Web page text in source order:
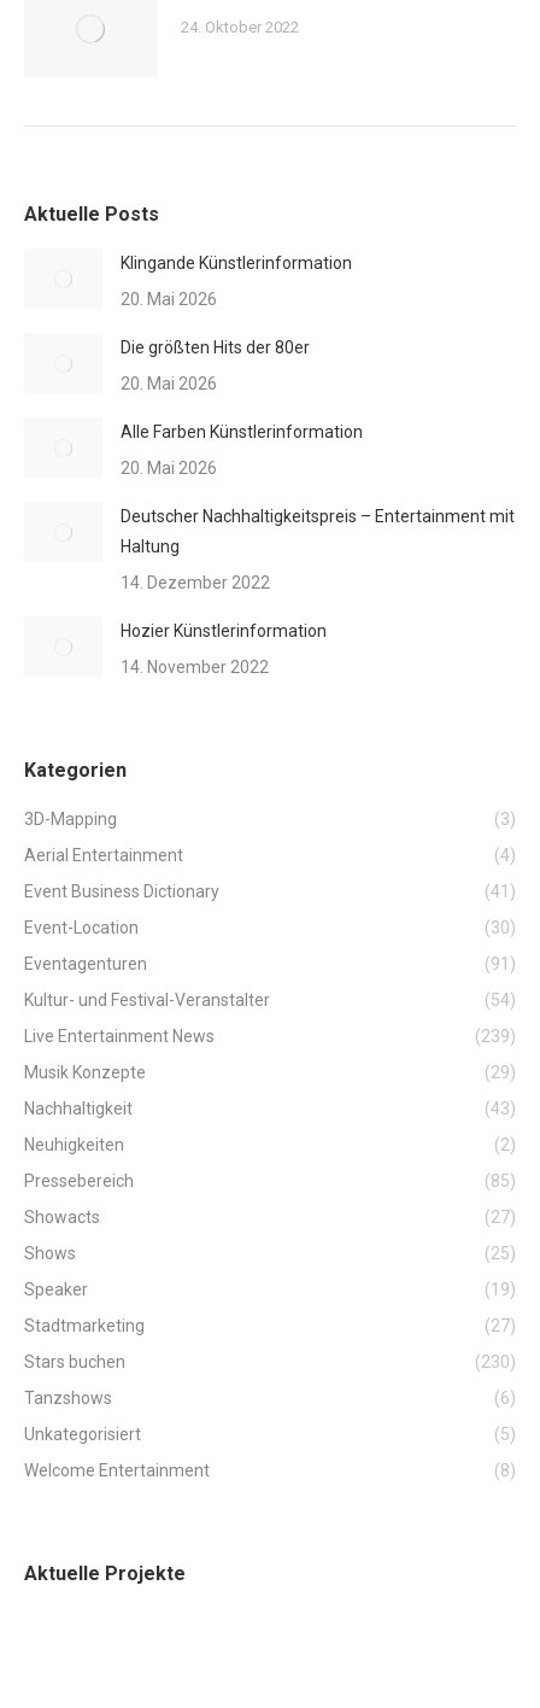
24. Oktober 2022
Aktuelle Posts
Klingande Künstlerinformation
20. Mai 2026
Die größten Hits der 80er
20. Mai 2026
Alle Farben Künstlerinformation
20. Mai 2026
Deutscher Nachhaltigkeitspreis – Entertainment mit
Haltung
14. Dezember 2022
Hozier Künstlerinformation
14. November 2022
Kategorien
3D-Mapping
(3)
Aerial Entertainment
(4)
Event Business Dictionary
(41)
Event-Location
(30)
Eventagenturen
(91)
Kultur- und Festival-Veranstalter
(54)
Live Entertainment News
(239)
Musik Konzepte
(29)
Nachhaltigkeit
(43)
Neuhigkeiten
(2)
Pressebereich
(85)
Showacts
(27)
Shows
(25)
Speaker
(19)
Stadtmarketing
(27)
Stars buchen
(230)
Tanzshows
(6)
Unkategorisiert
(5)
Welcome Entertainment
(8)
Aktuelle Projekte